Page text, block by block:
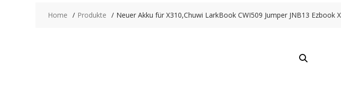
Home Produkte Neuer Akku für X310,Chuwi LarkBook CWI509 Jumper JNB13 Ezbook